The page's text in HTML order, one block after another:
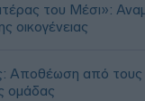
του Μέσι»:
οικογένειας
Αποθέωση από τους
ομάδας